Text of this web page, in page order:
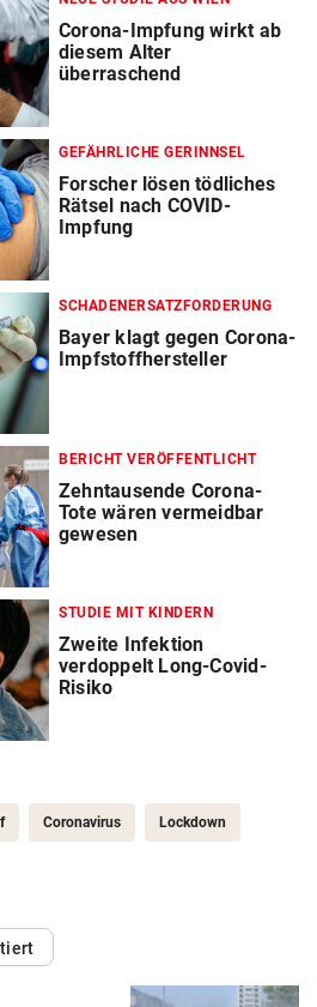
Corona-Impfung wirkt ab
diesem Alter
überraschend
GEFÄHRLICHE GERINNSEL
Forscher lösen tödliches
Rätsel nach COVID-
Impfung
SCHADENERSATZFORDERUNG
Bayer klagt gegen Corona-
Impfstoffhersteller
BERICHT VERÖFFENTLICHT
Zehntausende Corona-
Tote wären vermeidbar
gewesen
STUDIE MIT KINDERN
Zweite Infektion
verdoppelt Long-Covid-
Risiko
Coronavirus Lockdown